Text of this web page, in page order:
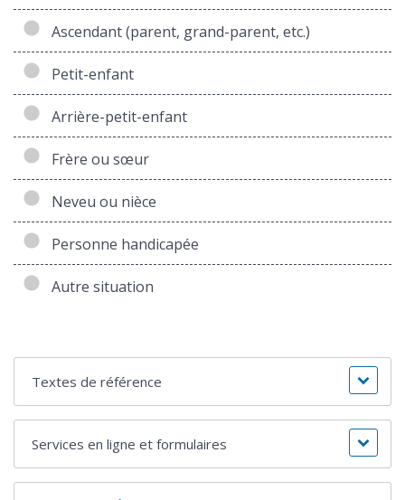
Ascendant (parent, grand-parent, etc.)
Petit-enfant
Arrière-petit-enfant
Frère ou sœur
Neveu ou nièce
Personne handicapée
Autre situation
Textes de référence
Services en ligne et formulaires